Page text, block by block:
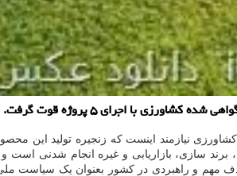
با اجرای ۵ پروژه قوت گرفت.
نیازمند اینست که زنجیره تولید این
سازی، بازاریابی و غیره انجام شدنی
مهم و راهبردی در کشور بعنوان یک سیاست